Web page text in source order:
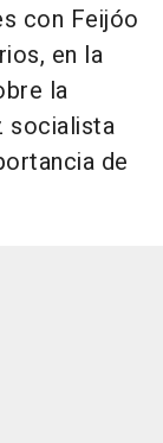
con Feijóo
en la
la
socialista
de